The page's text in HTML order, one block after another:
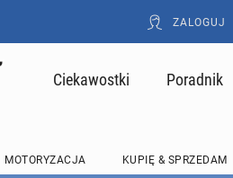
ZALOGUJ
Ciekawostki Poradnik
MOTORYZACJA KUPIĘ & SPRZEDAM